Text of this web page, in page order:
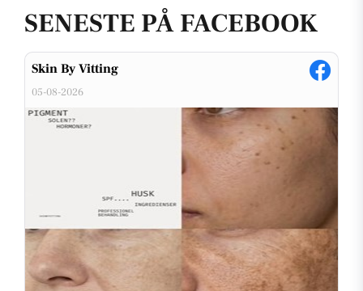
SENESTE PÅ FACEBOOK
Skin By Vitting
05-08-2026